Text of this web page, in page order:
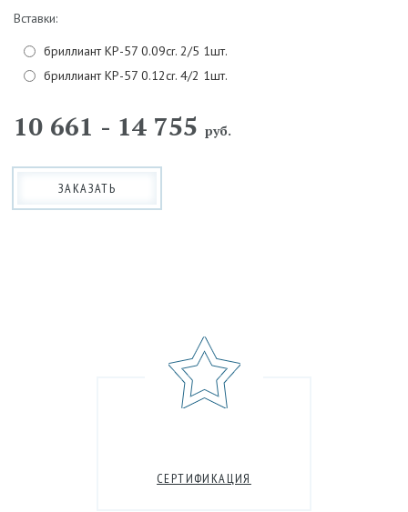
Вставки:
бриллиант КР-57 0.09cr. 2/5 1шт.
бриллиант КР-57 0.12cr. 4/2 1шт.
10 661 - 14 755 руб.
ЗАКАЗАТЬ
СЕРТИФИКАЦИЯ